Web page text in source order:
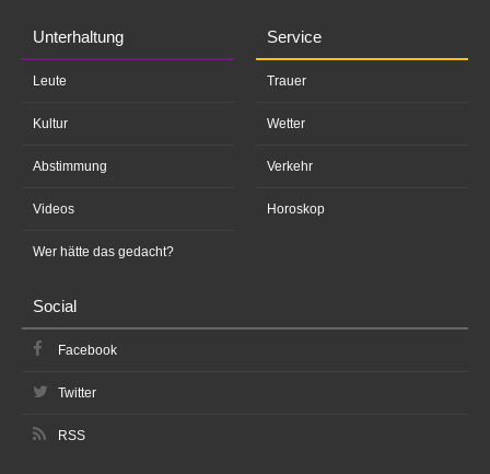
Unterhaltung
Leute
Kultur
Abstimmung
Videos
Wer hätte das gedacht?
Service
Trauer
Wetter
Verkehr
Horoskop
Social
Facebook
Twitter
RSS